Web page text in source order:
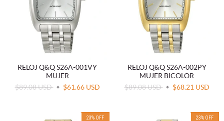
RELOJ Q&Q S26A-001VY
MUJER
$89.08 USD
$61.66 USD
RELOJ Q&Q S26A-002PY
MUJER BICOLOR
$89.08 USD
$68.21 USD
23% OFF 23% OFF